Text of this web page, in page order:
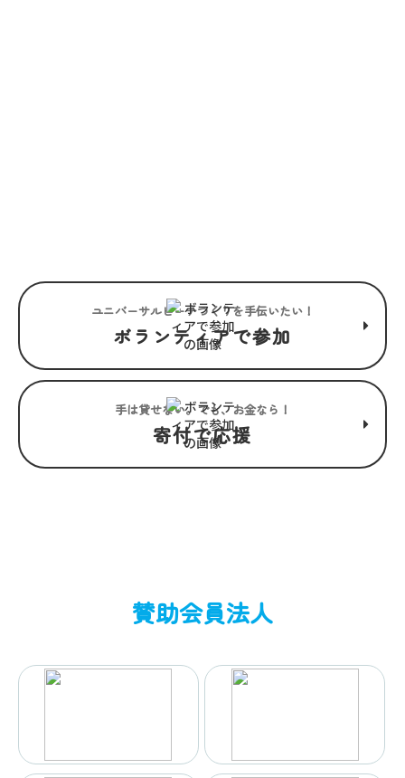
ユニバーサルビーチつくりを手伝いたい！
ボランティアで参加
手は貸せない。でも、お金なら！
寄付で応援
賛助会員法人